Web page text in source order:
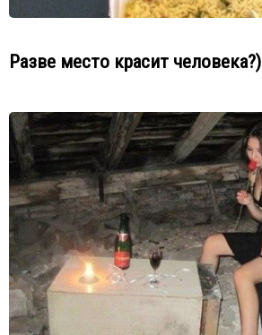
Разве место красит человека?)